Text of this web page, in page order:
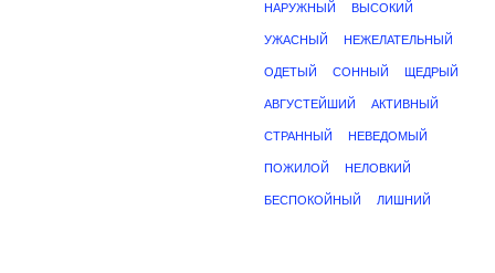
НАРУЖНЫЙ ВЫСОКИЙ
УЖАСНЫЙ НЕЖЕЛАТЕЛЬНЫЙ
ОДЕТЫЙ СОННЫЙ ЩЕДРЫЙ
АВГУСТЕЙШИЙ АКТИВНЫЙ
СТРАННЫЙ НЕВЕДОМЫЙ
ПОЖИЛОЙ НЕЛОВКИЙ
БЕСПОКОЙНЫЙ ЛИШНИЙ